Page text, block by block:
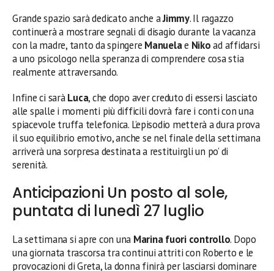
Grande spazio sarà dedicato anche aJimmy. Il ragazzo
continuerà a mostrare segnali di disagio durante la vacanza
con la madre, tanto da spingere Manuelae Nikoad affidarsi
a uno psicologo nella speranza di comprendere cosa stia
realmente attraversando.
Infine ci saràLuca, che dopo aver creduto di essersi lasciato
alle spalle i momenti più difficili dovrà fare i conti con una
spiacevole truffa telefonica. L’episodio metterà a dura prova
il suo equilibrio emotivo, anche se nel finale della settimana
arriverà una sorpresa destinata a restituirgli un po’ di
serenità.
Anticipazioni Un posto al sole,
puntata di lunedì 27 luglio
La settimana si apre con una Marina fuori controllo. Dopo
una giornata trascorsa tra continui attriti con Roberto e le
provocazioni di Greta, la donna finirà per lasciarsi dominare